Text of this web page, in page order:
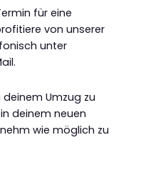
für eine
von unserer
unter
Umzug zu
deinem neuen
wie möglich zu